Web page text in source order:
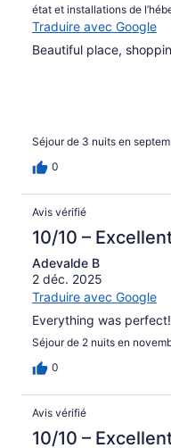
état et installations de
Traduire avec Google
Beautiful place,
Séjour de 3 nuits en
0
Avis vérifié
10/10 –
Adevalde B
2 déc. 2025
Traduire avec Google
Everything was perfect!
Séjour de 2 nuits en
0
Avis vérifié
10/10 –